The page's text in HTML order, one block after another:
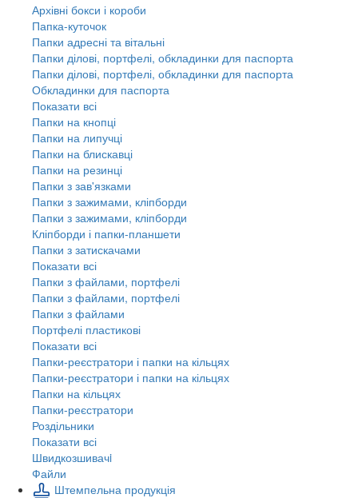
Архівні бокси і короби
Папка-куточок
Папки адресні та вітальні
Папки ділові, портфелі, обкладинки для паспорта
Папки ділові, портфелі, обкладинки для паспорта
Обкладинки для паспорта
Показати всі
Папки на кнопці
Папки на липучці
Папки на блискавці
Папки на резинці
Папки з зав'язками
Папки з зажимами, кліпборди
Папки з зажимами, кліпборди
Кліпборди і папки-планшети
Папки з затискачами
Показати всі
Папки з файлами, портфелі
Папки з файлами, портфелі
Папки з файлами
Портфелі пластикові
Показати всі
Папки-реєстратори і папки на кільцях
Папки-реєстратори і папки на кільцях
Папки на кільцях
Папки-реєстратори
Роздільники
Показати всі
Швидкозшивачi
Файли
Штемпельна продукція